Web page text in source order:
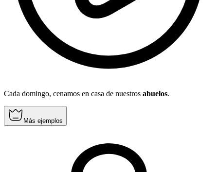
Cada domingo, cenamos en casa de nuestros abuelos.
Más ejemplos